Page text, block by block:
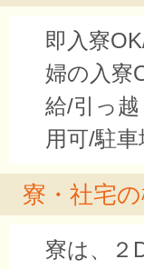
即入寮
婦の入寮
給/引っ
用可/駐
寮・社宅
寮は、２